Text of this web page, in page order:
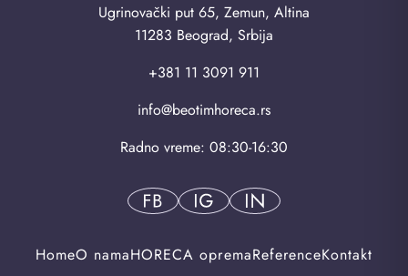
Ugrinovački put 65, Zemun, Altina
11283 Beograd, Srbija
+381 11 3091 911
info@beotimhoreca.rs
Radno vreme: 08:30-16:30
HomeO namaHORECA opremaReferenceKontakt